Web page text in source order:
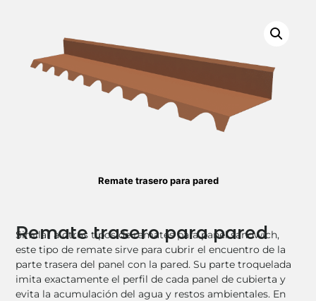
Remate trasero para pared
Remate trasero para pared
Similar a otros tipos de remates para panel sandwich,
este tipo de remate sirve para cubrir el encuentro de la
parte trasera del panel con la pared. Su parte troquelada
imita exactamente el perfil de cada panel de cubierta y
evita la acumulación del agua y restos ambientales. En